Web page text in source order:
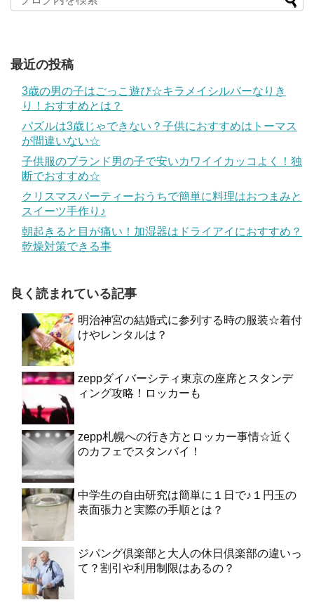
最近の投稿
3歳の男の子はごっこ遊び☆キラメイシルバーなりき
り！おすすめとは？
パズルは3歳じゃできない？子供におすすめはトーマス
が間違いない☆
子供服のブランド男の子で安いカワイイカッコよく！独
断でおすすめ☆
クリスマスパーティーおうちで簡単に料理はおつまみと
スイーツ手作り♪
朝起きると目が痛い！加湿器はドライアイにおすすめ？
乾燥対策できる事
良く読まれている記事
明治神宮の結婚式に参列する時の服装☆着付
けやレンタルは？
zeppダイバーシティ東京の座席とスタンデ
ィング攻略！ロッカーも
zepp札幌への行き方とロッカー事情☆近く
のカフェでスタンバイ！
中学生の自由研究は簡単に１日で♪１円玉の
表面張力と実際の手順とは？
ジパング倶楽部と大人の休日倶楽部の違いっ
て？割引や利用制限はあるの？